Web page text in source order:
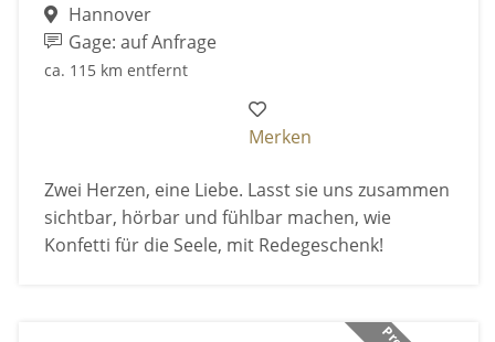
Hannover
Gage: auf Anfrage
ca. 115 km entfernt
Merken
Zwei Herzen, eine Liebe. Lasst sie uns zusammen
sichtbar, hörbar und fühlbar machen, wie
Konfetti für die Seele, mit Redegeschenk!